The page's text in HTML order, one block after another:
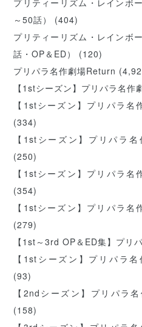
プリティーリズム・レインボ
～50話）
(404)
プリティーリズム・レインボ
話・OP＆ED）
(120)
プリパラ名作劇場Return
【1stシーズン】プリパラ名作
【1stシーズン】プリパラ名
(334)
【1stシーズン】プリパラ
(250)
【1stシーズン】プリパラ名
(354)
【1stシーズン】プリパラ名
(279)
【1st～3rd OP＆ED集】プリ
【1stシーズン】プリパラ
(93)
【2ndシーズン】プリパラ
(158)